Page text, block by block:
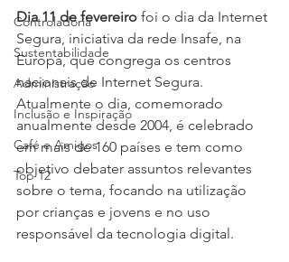
Controladoria
Sustentabilidade
Administração
Inclusão e Inspiração
Café e Amigos
Top 12
Dia 11 de fevereiro foi o dia da Internet
Segura, iniciativa da rede Insafe, na
Europa, que congrega os centros
nacionais de Internet Segura.
Atualmente o dia, comemorado
anualmente desde 2004, é celebrado
em mais de 160 países e tem como
objetivo debater assuntos relevantes
sobre o tema, focando na utilização
por crianças e jovens e no uso
responsável da tecnologia digital.